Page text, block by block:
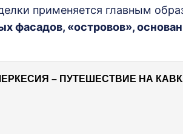
применяется главным
фасадов, «островов»,
– ПУТЕШЕСТВИЕ НА